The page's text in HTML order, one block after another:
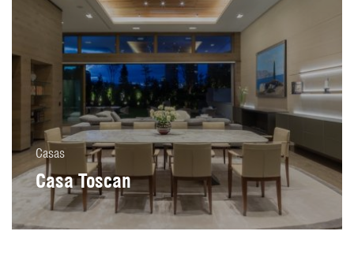
Casas
Casa Toscan